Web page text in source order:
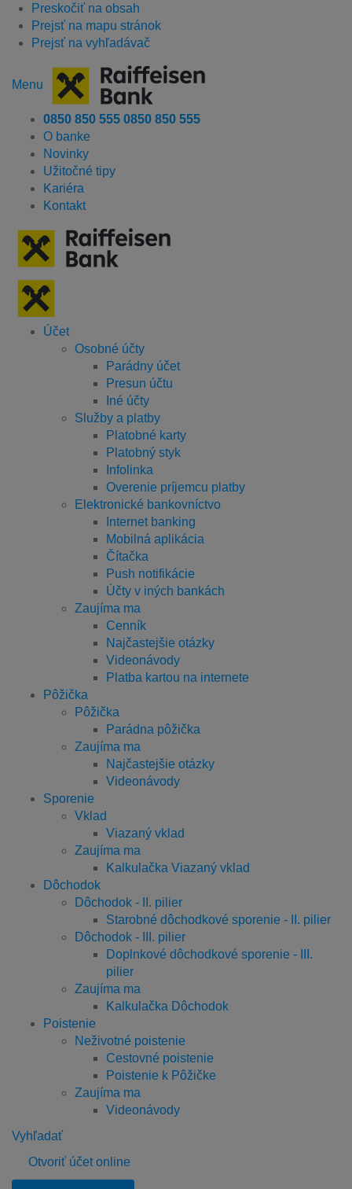
Preskočiť na obsah
Prejsť na mapu stránok
Prejsť na vyhľadávač
Menu
0850 850 555 0850 850 555
O banke
Novinky
Užitočné tipy
Kariéra
Kontakt
Účet
Osobné účty
Parádny účet
Presun účtu
Iné účty
Služby a platby
Platobné karty
Platobný styk
Infolinka
Overenie príjemcu platby
Elektronické bankovníctvo
Internet banking
Mobilná aplikácia
Čítačka
Push notifikácie
Účty v iných bankách
Zaujíma ma
Cenník
Najčastejšie otázky
Videonávody
Platba kartou na internete
Pôžička
Pôžička
Parádna pôžička
Zaujíma ma
Najčastejšie otázky
Videonávody
Sporenie
Vklad
Viazaný vklad
Zaujíma ma
Kalkulačka Viazaný vklad
Dôchodok
Dôchodok - II. pilier
Starobné dôchodkové sporenie - II. pilier
Dôchodok - III. pilier
Doplnkové dôchodkové sporenie - III.
pilier
Zaujíma ma
Kalkulačka Dôchodok
Poistenie
Neživotné poistenie
Cestovné poistenie
Poistenie k Pôžičke
Zaujíma ma
Videonávody
Vyhľadať
Otvoriť účet online